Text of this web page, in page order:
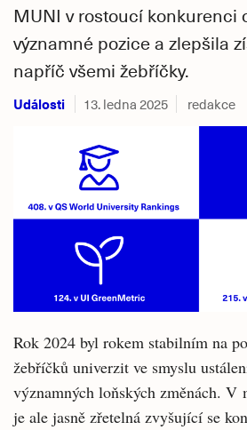
MUNI v rostoucí konkurenci
významné pozice a zlepšila
napříč všemi žebříčky.
Události 13. ledna 2025 redakce
Rok 2024 byl rokem stabilním na
žebříčků univerzit ve smyslu
významných loňských změnách. V
je ale jasně zřetelná zvyšující se